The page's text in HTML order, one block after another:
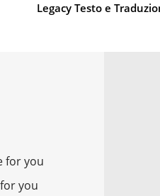
Legacy Testo e
for you
you